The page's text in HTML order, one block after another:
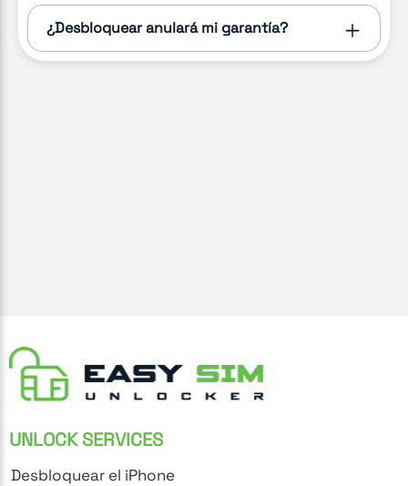
¿Desbloquear anulará mi garantía?
UNLOCK SERVICES
Desbloquear el iPhone